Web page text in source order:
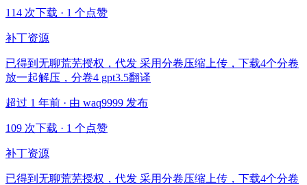
114 次下载 · 1 个点赞
补丁资源
已得到无聊荒芜授权，代发 采用分卷压缩上传，下载4个分卷
放一起解压，分卷4 gpt3.5翻译
超过 1 年前 · 由 waq9999 发布
109 次下载 · 1 个点赞
补丁资源
已得到无聊荒芜授权，代发 采用分卷压缩上传，下载4个分卷